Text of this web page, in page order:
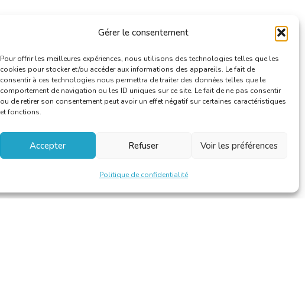
Gérer le consentement
Pour offrir les meilleures expériences, nous utilisons des technologies telles que les
cookies pour stocker et/ou accéder aux informations des appareils. Le fait de
consentir à ces technologies nous permettra de traiter des données telles que le
comportement de navigation ou les ID uniques sur ce site. Le fait de ne pas consentir
ou de retirer son consentement peut avoir un effet négatif sur certaines caractéristiques
et fonctions.
Accepter Refuser Voir les préférences
Politique de confidentialité